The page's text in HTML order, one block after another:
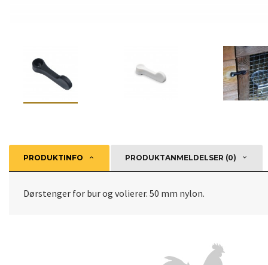
PRODUKTINFO PRODUKTANMELDELSER (0)
Dørstenger for bur og volierer. 50 mm nylon.